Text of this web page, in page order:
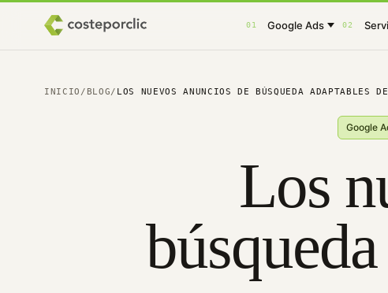
01 Google Ads 02
INICIO / BLOG/ LOS NUEVOS ANUNCIOS DE BÚSQUEDA ADAPTABLES
Google
Los